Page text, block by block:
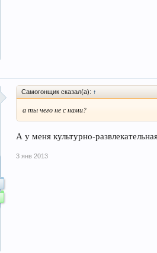
Самогонщик сказал(а): ↑
а ты чего не с нами?
А у меня культурно-
3 янв 2013